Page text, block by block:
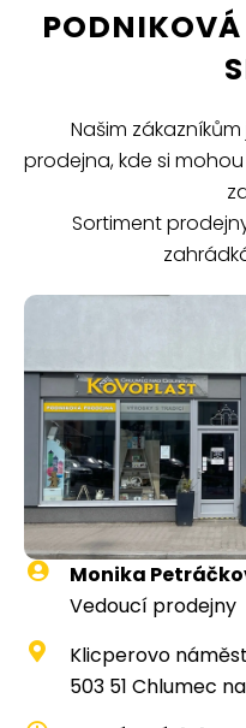
Našim
prodejna, kde si
Sortiment
Monika
Vedoucí prodejny
Klicperovo
503 51 Chlumec